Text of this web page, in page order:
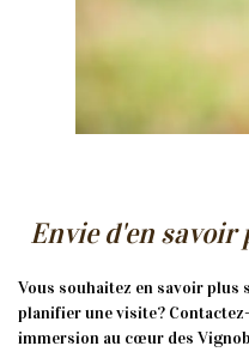
Envie d'en savoir
Vous souhaitez en savoir plus
planifier une visite?
immersion au cœur des